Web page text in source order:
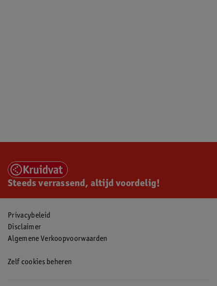
Steeds verrassend, altijd voordelig!
Privacybeleid
Disclaimer
Algemene Verkoopvoorwaarden
Zelf cookies beheren